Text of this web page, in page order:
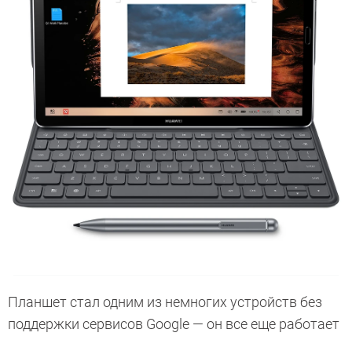
Планшет стал одним из немногих устройств без
поддержки сервисов Google — он все еще работает